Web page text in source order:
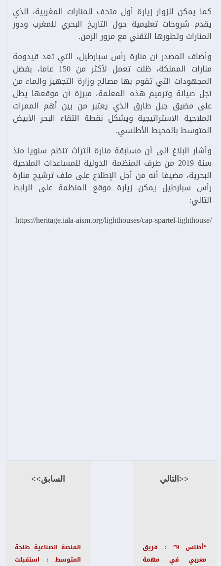
كما يمكن للزوار زيارة أول متحف للمنارات المغربية، الذي
يقدم شروحات تعليمية حول التاريخ البحري للمغرب ودور
المنارات وتطورها التقني مع مرور الزمن.
وأضاف المصدر أن منارة رأس سبارطيل، التي تعد قيدومة
منارات المملكة، ظلت تعمل لأكثر من 150 عاما، بفضل
المجهودات التي تقوم بها مصالح وزارة التجهيز والماء من
أجل صيانة وترميم هذه المعلمة، مبرزة أن موقعها يطل
على مضيق جبل طارق الذي يعتبر من بين أهم الممرات
الملاحية الاستراتيجية ويشكل نقطة التقاء البحر الأبيض
المتوسط بالمحيط الأطلسي.
وأشار البلاغ إلى أن مسابقة منارة التراث تنظم سنويا منذ
سنة 2019 من طرف المنظمة الدولية للمساعدات الملاحية
البحرية، مضيفا أنه من أجل الإطلاع على ملف ترشيح منارة
رأس سبارطيل يمكن زيارة موقع المنظمة على الرابط
التالي:
/https://heritage.iala-aism.org/lighthouses/cap-spartel-lighthouse
السابق>>
المنصة الصناعية طنجة
المتوسط : استقبلت
<<التالي
“أطلس 9” : فريق
مغربي في مهمة